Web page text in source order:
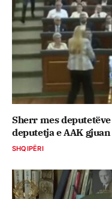
Sherr mes
deputetja e AAK
SHQIPËRI